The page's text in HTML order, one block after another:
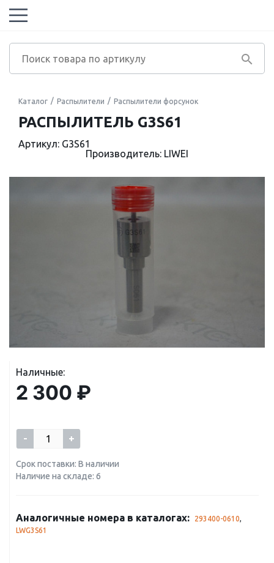
Каталог Распылители Распылители форсунок
РАСПЫЛИТЕЛЬ G3S61
Артикул: G3S61
Производитель: LIWEI
Наличные:
2 300 ₽
- +
Срок поставки: В наличии
Наличие на складе: 6
Аналогичные номера в каталогах: 293400-0610,
LWG3S61